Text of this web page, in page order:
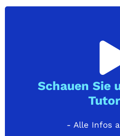
Schauen Sie
- Alle Infos